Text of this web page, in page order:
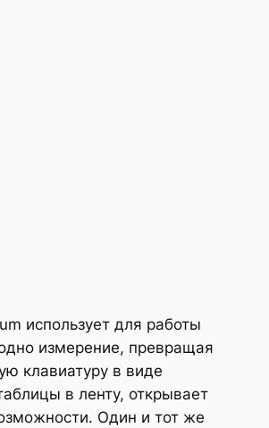
использует для работы
измерение, превращая
клавиатуру в виде
в ленту, открывает
Один и тот же